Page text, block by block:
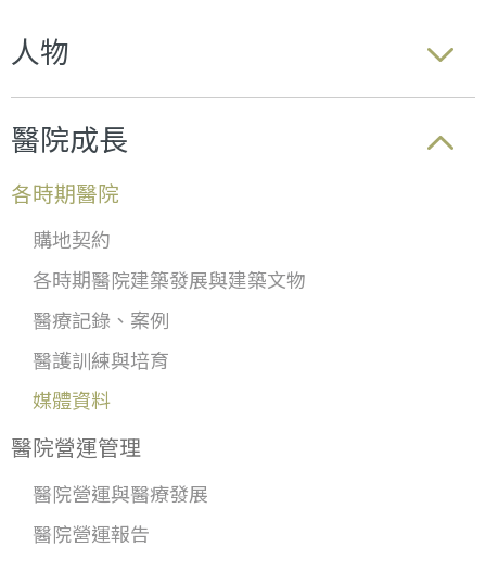
人物
醫院成長
各時期醫院
購地契約
各時期醫院建築發展與建築文物
醫療記錄、案例
醫護訓練與培育
媒體資料
醫院營運管理
醫院營運與醫療發展
醫院營運報告